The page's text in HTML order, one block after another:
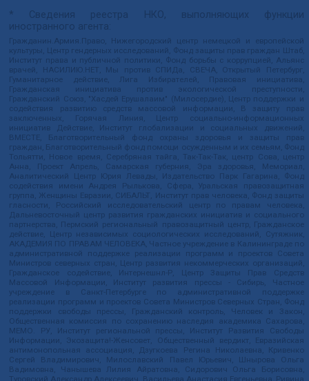
* Сведения реестра НКО, выполняющих функции
иностранного агента:
Гражданин.Армия.Право, Нижегородский центр немецкой и европейской
культуры, Центр гендерных исследований, Фонд защиты прав граждан Штаб,
Институт права и публичной политики, Фонд борьбы с коррупцией, Альянс
врачей, НАСИЛИЮ.НЕТ, Мы против СПИДа, СВЕЧА, Открытый Петербург,
Гуманитарное действие, Лига Избирателей, Правовая инициатива,
Гражданская инициатива против экологической преступности,
Гражданский Союз, "Хасдей Ерушалаим" (Милосердие), Центр поддержки и
содействия развитию средств массовой информации, В защиту прав
заключенных, Горячая Линия, Центр социально-информационных
инициатив Действие, Институт глобализации и социальных движений,
ВМЕСТЕ, Благотворительный фонд охраны здоровья и защиты прав
граждан, Благотворительный фонд помощи осужденным и их семьям, Фонд
Тольятти, Новое время, Серебряная тайга, Так-Так-Так, центр Сова, центр
Анна, Проект Апрель, Самарская губерния, Эра здоровья, Мемориал,
Аналитический Центр Юрия Левады, Издательство Парк Гагарина, Фонд
содействия имени Андрея Рылькова, Сфера, Уральская правозащитная
группа, Женщины Евразии, СИБАЛЬТ, Институт прав человека, Фонд защиты
гласности, Российский исследовательский центр по правам человека,
Дальневосточный центр развития гражданских инициатив и социального
партнерства, Пермский региональный правозащитный центр, Гражданское
действие, Центр независимых социологических исследований, Сутяжник,
АКАДЕМИЯ ПО ПРАВАМ ЧЕЛОВЕКА, Частное учреждение в Калининграде по
административной поддержке реализации программ и проектов Совета
Министров северных стран, Центр развития некоммерческих организаций,
Гражданское содействие, Интернешнл-Р, Центр Защиты Прав Средств
Массовой Информации, Институт развития прессы - Сибирь, Частное
учреждение в Санкт-Петербурге по административной поддержке
реализации программ и проектов Совета Министров Северных Стран, Фонд
поддержки свободы прессы, Гражданский контроль, Человек и Закон,
Общественная комиссия по сохранению наследия академика Сахарова,
МЕМО. РУ, Институт региональной прессы, Институт Развития Свободы
Информации, Экозащита!-Женсовет, Общественный вердикт, Евразийская
антимонопольная ассоциация, Дзугкоева Регина Николаевна, Кривенко
Сергей Владимирович, Милославский Павел Юрьевич, Шнырова Ольга
Вадимовна, Чанышева Лилия Айратовна, Сидорович Ольга Борисовна,